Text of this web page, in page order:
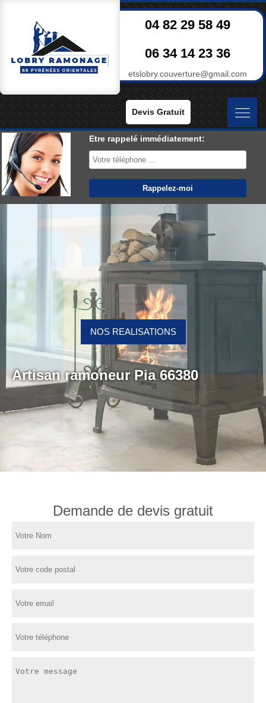
04 82 29 58 49
06 34 14 23 36
etslobry.couverture@gmail.com
Devis Gratuit
Etre rappelé immédiatement:
Artisan ramoneur Pia 66380
NOS REALISATIONS
Demande de devis gratuit